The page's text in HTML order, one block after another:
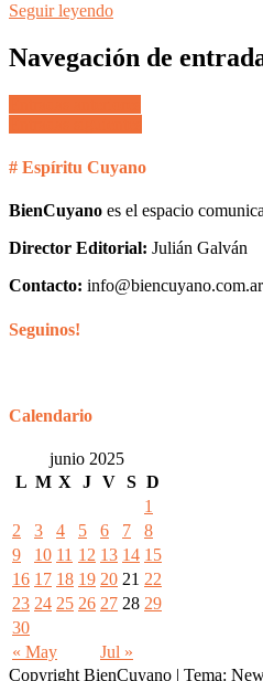
Seguir leyendo
Navegación de
# Espíritu Cuyano
BienCuyano es el espacio
Director Editorial: Julián Galván
Contacto: info@biencuyano.com.ar
Seguinos!
Calendario
junio 2025
L M X J V S D
« May Jul »
1
2
3 4 5 6 7
8
9
10 11 12 13 14 15
16 17 18 19 20 21 22
23 24 25 26 27 28 29
30
Copyright BienCuyano | Tema: